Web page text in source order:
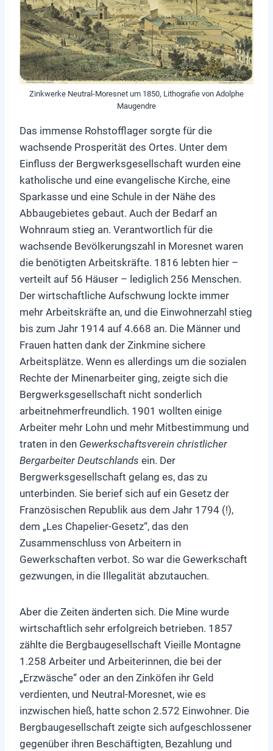
Zinkwerke Neutral-Moresnet um 1850, Lithografie von Adolphe
Maugendre
Das immense Rohstofflager sorgte für die
wachsende Prosperität des Ortes. Unter dem
Einfluss der Bergwerksgesellschaft wurden eine
katholische und eine evangelische Kirche, eine
Sparkasse und eine Schule in der Nähe des
Abbaugebietes gebaut. Auch der Bedarf an
Wohnraum stieg an. Verantwortlich für die
wachsende Bevölkerungszahl in Moresnet waren
die benötigten Arbeitskräfte. 1816 lebten hier –
verteilt auf 56 Häuser – lediglich 256 Menschen.
Der wirtschaftliche Aufschwung lockte immer
mehr Arbeitskräfte an, und die Einwohnerzahl stieg
bis zum Jahr 1914 auf 4.668 an. Die Männer und
Frauen hatten dank der Zinkmine sichere
Arbeitsplätze. Wenn es allerdings um die sozialen
Rechte der Minenarbeiter ging, zeigte sich die
Bergwerksgesellschaft nicht sonderlich
arbeitnehmerfreundlich. 1901 wollten einige
Arbeiter mehr Lohn und mehr Mitbestimmung und
traten in den Gewerkschaftsverein christlicher
Bergarbeiter Deutschlands ein. Der
Bergwerksgesellschaft gelang es, das zu
unterbinden. Sie berief sich auf ein Gesetz der
Französischen Republik aus dem Jahr 1794 (!),
dem „Les Chapelier-Gesetz“, das den
Zusammenschluss von Arbeitern in
Gewerkschaften verbot. So war die Gewerkschaft
gezwungen, in die Illegalität abzutauchen.
Aber die Zeiten änderten sich. Die Mine wurde
wirtschaftlich sehr erfolgreich betrieben. 1857
zählte die Bergbaugesellschaft Vieille Montagne
1.258 Arbeiter und Arbeiterinnen, die bei der
„Erzwäsche“ oder an den Zinköfen ihr Geld
verdienten, und Neutral-Moresnet, wie es
inzwischen hieß, hatte schon 2.572 Einwohner. Die
Bergbaugesellschaft zeigte sich aufgeschlossener
gegenüber ihren Beschäftigten, Bezahlung und